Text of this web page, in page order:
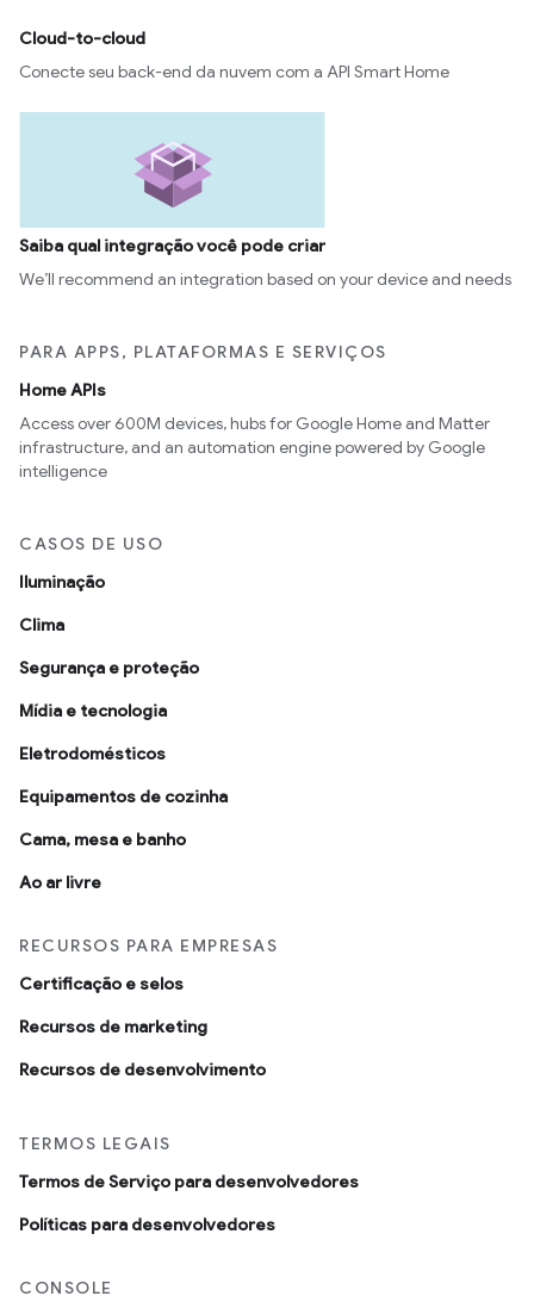
Cloud-to-cloud
Conecte seu back-end da nuvem com a API Smart Home
Saiba qual integração você pode criar
We’ll recommend an integration based on your device and needs
PARA APPS, PLATAFORMAS E SERVIÇOS
Home APIs
Access over 600M devices, hubs for Google Home and Matter
infrastructure, and an automation engine powered by Google
intelligence
CASOS DE USO
Iluminação
Clima
Segurança e proteção
Mídia e tecnologia
Eletrodomésticos
Equipamentos de cozinha
Cama, mesa e banho
Ao ar livre
RECURSOS PARA EMPRESAS
Certificação e selos
Recursos de marketing
Recursos de desenvolvimento
TERMOS LEGAIS
Termos de Serviço para desenvolvedores
Políticas para desenvolvedores
CONSOLE